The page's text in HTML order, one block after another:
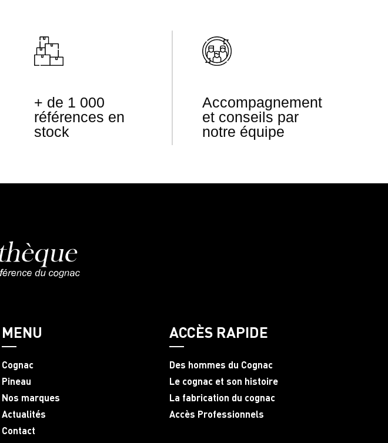
+ de 1 000
références en
stock
Accompagnement
et conseils par
notre équipe
MENU
Cognac
Pineau
Nos marques
Actualités
Contact
ACCÈS RAPIDE
Des hommes du Cognac
Le cognac et son histoire
La fabrication du cognac
Accès Professionnels